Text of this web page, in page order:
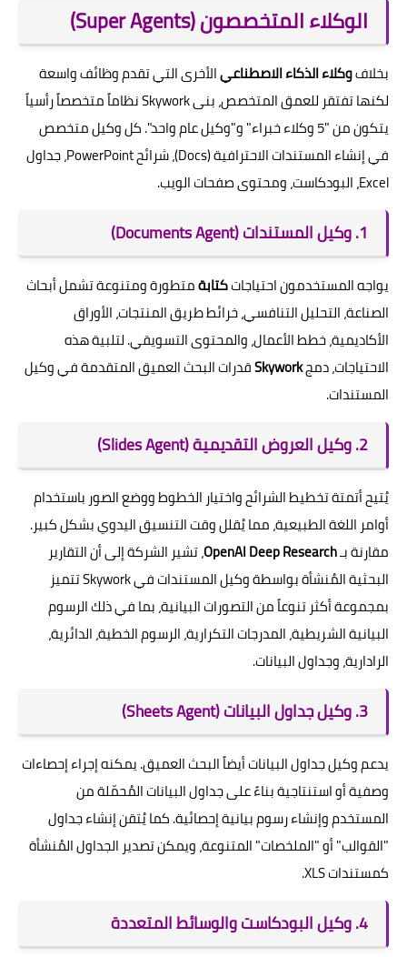
الوكلاء المتخصصون (Super Agents)
بخلافوكلاء الذكاء الاصطناعيالأخرى التي تقدم وظائف واسعة
لكنها تفتقر للعمق المتخصص، بنى Skywork نظاماً متخصصاً رأسياً
يتكون من "5 وكلاء خبراء" و"وكيل عام واحد". كل وكيل متخصص
في إنشاء المستندات الاحترافية (Docs)، شرائح PowerPoint، جداول
Excel، البودكاست، ومحتوى صفحات الويب.
1. وكيل المستندات (Documents Agent)
يواجه المستخدمون احتياجاتكتابةمتطورة ومتنوعة تشمل أبحاث
الصناعة، التحليل التنافسي، خرائط طريق المنتجات، الأوراق
الأكاديمية، خطط الأعمال، والمحتوى التسويقي. لتلبية هذه
الاحتياجات، دمجSkyworkقدرات البحث العميق المتقدمة في وكيل
المستندات.
2. وكيل العروض التقديمية (Slides Agent)
يُتيح أتمتة تخطيط الشرائح واختيار الخطوط ووضع الصور باستخدام
أوامر اللغة الطبيعية، مما يُقلل وقت التنسيق اليدوي بشكل كبير.
مقارنة بـOpenAI Deep Research، تشير الشركة إلى أن التقارير
البحثية المُنشأة بواسطة وكيل المستندات في Skywork تتميز
بمجموعة أكثر تنوعاً من التصورات البيانية، بما في ذلك الرسوم
البيانية الشريطية، المدرجات التكرارية، الرسوم الخطية، الدائرية،
الرادارية، وجداول البيانات.
3. وكيل جداول البيانات (Sheets Agent)
يدعم وكيل جداول البيانات أيضاً البحث العميق. يمكنه إجراء إحصاءات
وصفية أو استنتاجية بناءً على جداول البيانات المُحمّلة من
المستخدم وإنشاء رسوم بيانية إحصائية. كما يُتقن إنشاء جداول
"القوالب" أو "الملخصات" المتنوعة، ويمكن تصدير الجداول المُنشأة
كمستندات XLS.
4. وكيل البودكاست والوسائط المتعددة